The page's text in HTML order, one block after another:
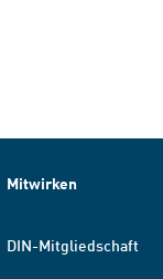
Mitwirken
DIN-Mitgliedschaft